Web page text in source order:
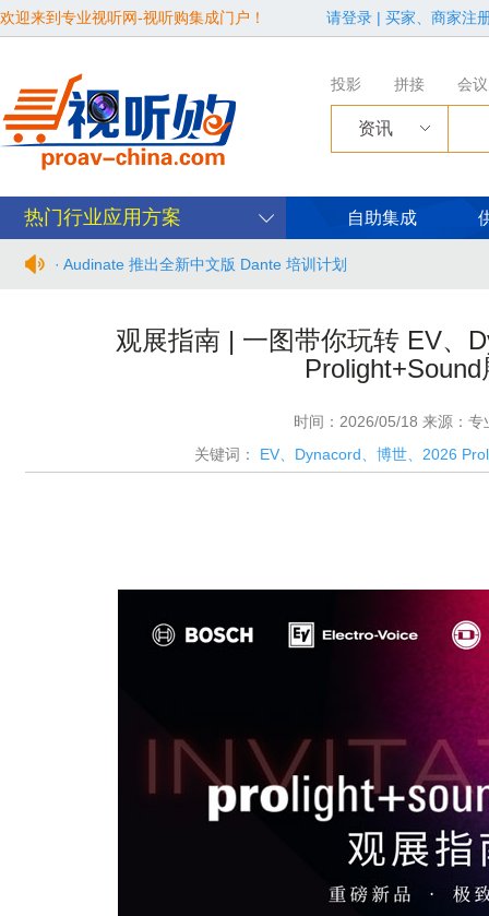
欢迎来到专业视听网-视听购集成门户！ 请登录 | 买家、商家注
投影 拼接 会议
资讯
热门行业应用方案 自助集成
· Audinate 推出全新中文版 Dante 培训计划
· 从“看见全貌”到“身心共感” | “壁彩京华”第三场展览在松下安恒
· 年度必赴约！9月15-17日，闻信第28届广告新科技上海秋交
· 面对不断升级的文旅亮化市场，你拿什么参与竞争？
观展指南 | 一图带你玩转 EV、
Prolight+Sound
时间：2026/05/18 来源：专
关键词：
EV、Dynacord、博世、2026